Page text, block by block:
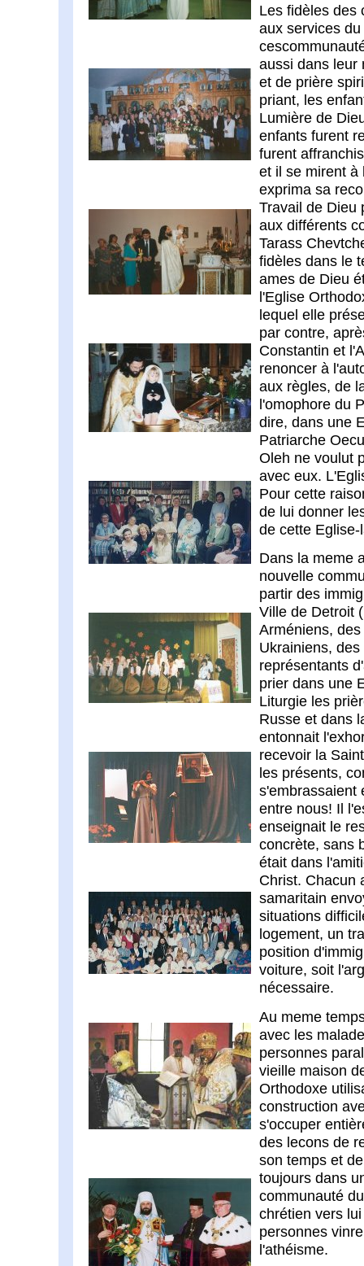
Les fidèles des
aux services
aussi dans leur
et de prière
priant, les
Lumière de
enfants furent
furent
et il se mirent à
exprima sa
Travail de Dieu
aux différents
Tarass
fidèles dans le
ames de Dieu
l'Eglise
lequel elle
par contre,
Constantin et
renoncer à
aux règles, de
l'omophore du
dire, dans une
Patriarche
Oleh ne voulut
avec eux.
Pour cette
de lui donner
de cette Eglise-
Dans la meme
nouvelle
partir des
Ville de Detroit
Arméniens,
Ukrainiens,
représentants
prier dans une
Liturgie les
Russe et dans
entonnait
recevoir la
les présents,
s'embrassaient
entre nous! Il
enseignait le
concrète, sans
était dans
Christ. Chacun
samaritain
situations
logement, un
position
voiture, soit
nécessaire.
Au meme
avec les
personnes
vieille maison
Orthodoxe
construction
s'occuper
des lecons de
son temps et
toujours dans
communauté
chrétien vers
personnes
l'athéisme.